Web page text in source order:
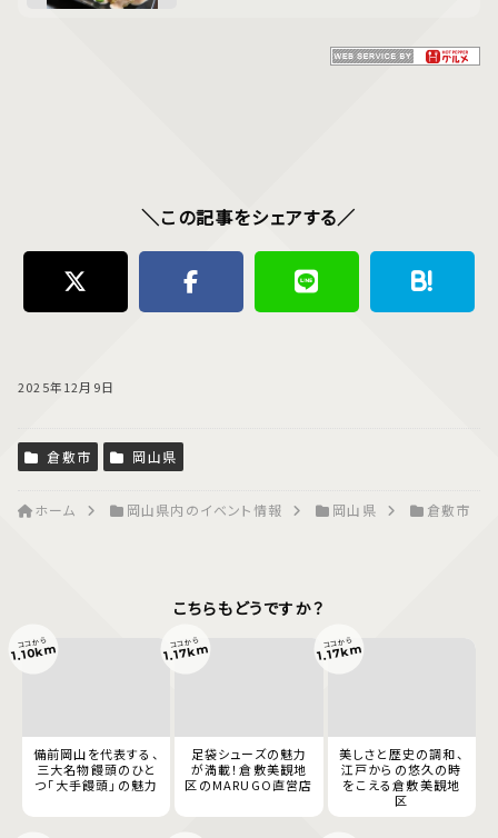
＼この記事をシェアする／
2025年12月9日
倉敷市 岡山県
ホーム 岡山県内のイベント情報 岡山県 倉敷市
こちらもどうですか？
備前岡山を代表する、
三大名物饅頭のひと
つ「大手饅頭」の魅力
ココから
1.10km
足袋シューズの魅力
が満載！倉敷美観地
区のMARUGO直営店
ココから
1.17km
美しさと歴史の調和、
江戸からの悠久の時
をこえる倉敷美観地
区
ココから
1.17km